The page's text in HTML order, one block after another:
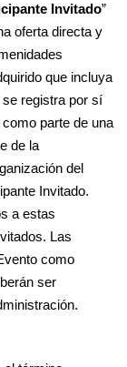
Invitado”
oferta directa y
que incluya
registra por sí
parte de una
de la
del
Invitado.
a estas
Las
como
ser